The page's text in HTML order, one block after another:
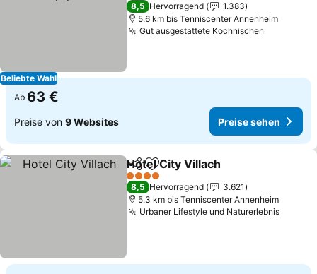
Beliebte Wahl
8,5 Hervorragend
1.383
5.6 km bis Tenniscenter Annenheim
Gut ausgestattete Kochnischen
Ab 63 €
Preise von 9 Websites Preise sehen
TeilenZu Favoriten hinzufügen
Hotel City Villach
4 Sterne
8,5 Hervorragend
3.621
5.3 km bis Tenniscenter Annenheim
Urbaner Lifestyle und Naturerlebnis